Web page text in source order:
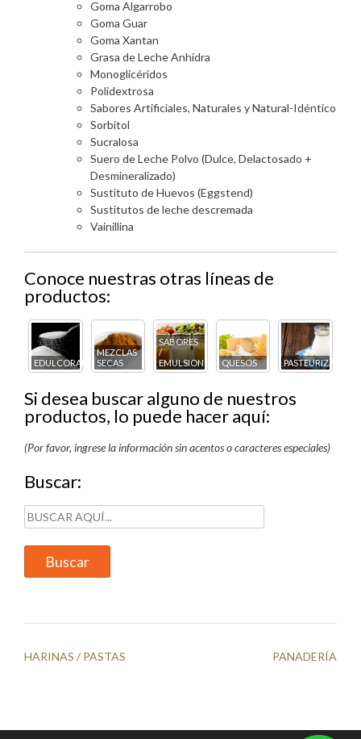
Goma Algarrobo
Goma Guar
Goma Xantan
Grasa de Leche Anhidra
Monoglicéridos
Polidextrosa
Sabores Artificiales, Naturales y Natural-Idéntico
Sorbitol
Sucralosa
Suero de Leche Polvo (Dulce, Delactosado +
Desmineralizado)
Sustituto de Huevos (Eggstend)
Sustitutos de leche descremada
Vainillina
Conoce nuestras otras líneas de
productos:
EDULCORANTES
MEZCLAS
SECAS
SABORES
/
EMULSIONES
QUESOS PASTEURIZADOS
Si desea buscar alguno de nuestros
productos, lo puede hacer aquí:
(Por favor, ingrese la información sin acentos o caracteres especiales)
Buscar:
Navegación
HARINAS / PASTAS PANADERÍA